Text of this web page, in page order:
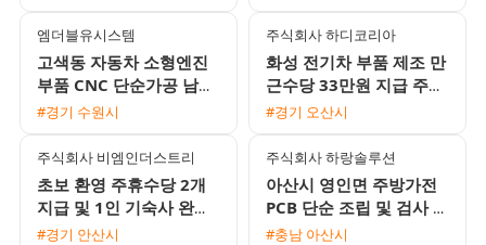
엠더블유시스템
고색동 자동차 소형엔진
부품 CNC 단순가공 남성
생산직 모집 (수원역 통근
#경기 수원시
주식회사 하디코리아
화성 전기차 부품 제조 만
근수당 33만원 지급 주간
고정 사원 모집
#경기 오산시
주식회사 비엠인더스트리
초보 환영 주휴수당 2개
지급 및 1인 기숙사 완비
안성 음성대소 검사 포장
#경기 안산시
주식회사 하랑솔루션
아산시 영인면 주방가전
PCB 단순 조립 및 검사 채
용 자차필수
#충남 아산시